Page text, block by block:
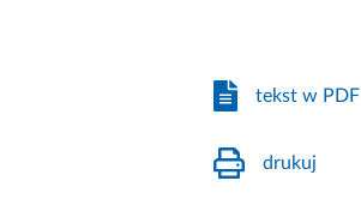
tekst w PDF
drukuj